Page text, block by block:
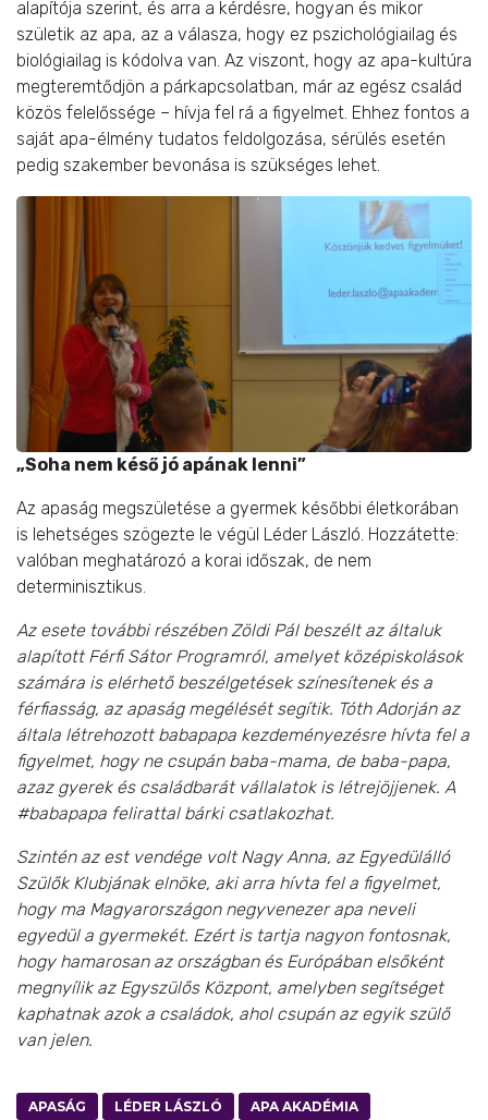
alapítója szerint, és arra a kérdésre, hogyan és mikor
születik az apa, az a válasza, hogy ez pszichológiailag és
biológiailag is kódolva van. Az viszont, hogy az apa-kultúra
megteremtődjön a párkapcsolatban, már az egész család
közös felelőssége – hívja fel rá a figyelmet. Ehhez fontos a
saját apa-élmény tudatos feldolgozása, sérülés esetén
pedig szakember bevonása is szükséges lehet.
„Soha nem késő jó apának lenni”
Az apaság megszületése a gyermek későbbi életkorában
is lehetséges szögezte le végül Léder László. Hozzátette:
valóban meghatározó a korai időszak, de nem
determinisztikus.
Az esete további részében Zöldi Pál beszélt az általuk
alapított Férfi Sátor Programról, amelyet középiskolások
számára is elérhető beszélgetések színesítenek és a
férfiasság, az apaság megélését segítik. Tóth Adorján az
általa létrehozott babapapa kezdeményezésre hívta fel a
figyelmet, hogy ne csupán baba-mama, de baba-papa,
azaz gyerek és családbarát vállalatok is létrejöjjenek. A
#babapapa felirattal bárki csatlakozhat.
Szintén az est vendége volt Nagy Anna, az Egyedülálló
Szülők Klubjának elnöke, aki arra hívta fel a figyelmet,
hogy ma Magyarországon negyvenezer apa neveli
egyedül a gyermekét. Ezért is tartja nagyon fontosnak,
hogy hamarosan az országban és Európában elsőként
megnyílik az Egyszülős Központ, amelyben segítséget
kaphatnak azok a családok, ahol csupán az egyik szülő
van jelen.
APASÁG LÉDER LÁSZLÓ APA AKADÉMIA